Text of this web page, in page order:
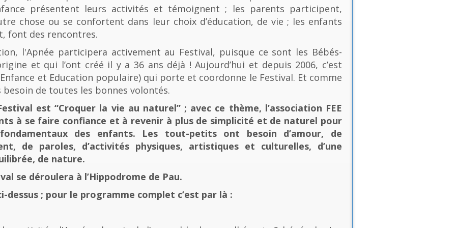
présentent leurs activités et témoignent ; les parents participent,
chose ou se confortent dans leur choix d’éducation, de vie ; les enfants
font des rencontres.
l'Apnée participera activement au Festival, puisque ce sont les Bébés-
et qui l’ont créé il y a 36 ans déjà ! Aujourd’hui et depuis 2006, c’est
Enfance et Education populaire) qui porte et coordonne le Festival. Et comme
besoin de toutes les bonnes volontés.
est “Croquer la vie au naturel” ; avec ce thème, l’association FEE
à se faire confiance et à revenir à plus de simplicité et de naturel pour
des enfants. Les tout-petits ont besoin d’amour, de
de paroles, d’activités physiques, artistiques et culturelles, d’une
de nature.
se déroulera à l’Hippodrome de Pau.
dessus ; pour le programme complet c’est par là :